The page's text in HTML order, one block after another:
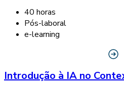
40 horas
Pós-laboral
e-learning
Introdução à IA no